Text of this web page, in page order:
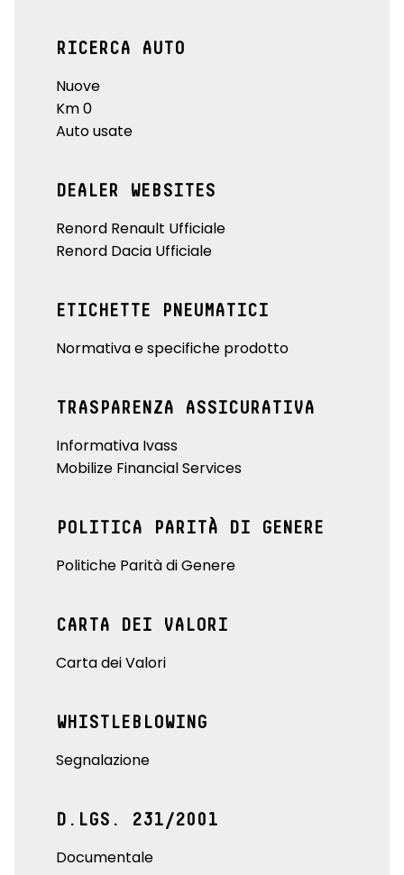
RICERCA AUTO
Nuove
Km 0
Auto usate
DEALER WEBSITES
Renord Renault Ufficiale
Renord Dacia Ufficiale
ETICHETTE PNEUMATICI
Normativa e specifiche prodotto
TRASPARENZA ASSICURATIVA
Informativa Ivass
Mobilize Financial Services
POLITICA PARITÀ DI GENERE
Politiche Parità di Genere
CARTA DEI VALORI
Carta dei Valori
WHISTLEBLOWING
Segnalazione
D.LGS. 231/2001
Documentale